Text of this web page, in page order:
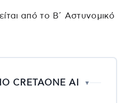
από το Β΄ Αστυνομικό
CRETAONE AI ▼